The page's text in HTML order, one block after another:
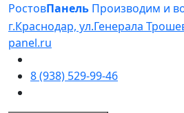
РостовПанель Производим и
г.Краснодар, ул.Генерала
panel.ru
8 (938) 529-99-46